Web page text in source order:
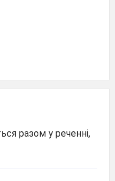
разом у реченні,